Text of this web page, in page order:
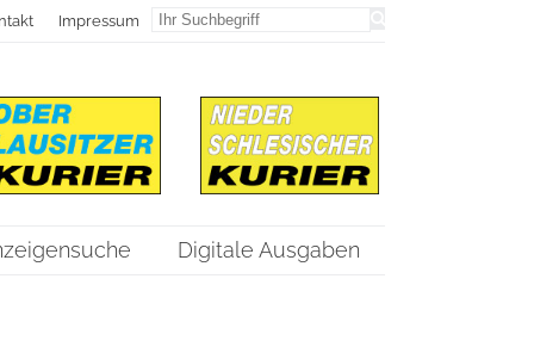
Impressum
Digitale Ausgaben